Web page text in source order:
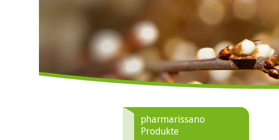
pharmarissano
Produkte